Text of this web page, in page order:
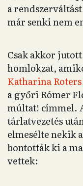
a
már senki nem
Csak akkor
homlokzat,
Katharina
a győri Rómer
múltat! címmel.
tárlatvezetés
elmesélte nekik
bontották ki a
vettek: